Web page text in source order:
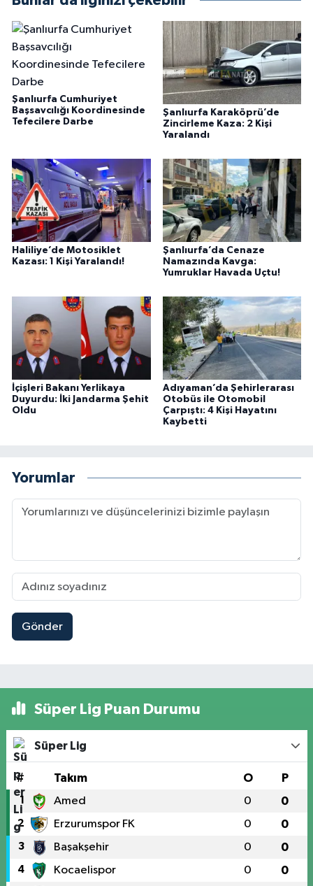
Şanlıurfa Cumhuriyet
Başsavcılığı Koordinesinde
Tefecilere Darbe
Şanlıurfa Karaköprü’de
Zincirleme Kaza: 2 Kişi
Yaralandı
Haliliye’de Motosiklet
Kazası: 1 Kişi Yaralandı!
Şanlıurfa’da Cenaze
Namazında Kavga:
Yumruklar Havada Uçtu!
İçişleri Bakanı Yerlikaya
Duyurdu: İki Jandarma Şehit
Oldu
Adıyaman’da Şehirlerarası
Otobüs ile Otomobil
Çarpıştı: 4 Kişi Hayatını
Kaybetti
Yorumlar
Gönder
Süper Lig Puan Durumu
Süper Lig
# Takım O P
1 Amed 0 0
2 Erzurumspor FK 0 0
3 Başakşehir 0 0
4 Kocaelispor 0 0